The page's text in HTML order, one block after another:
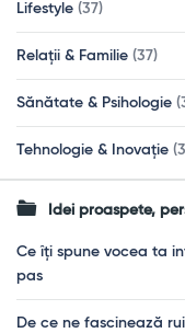
Lifestyle (37)
Relații & Familie (37)
Sănătate & Psihologie
Tehnologie & Inovație
Idei proaspete,
Ce îți spune vocea ta
pas
De ce ne fascinează